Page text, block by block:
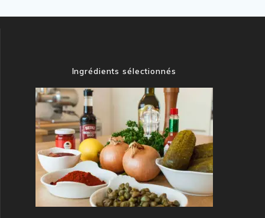
Ingrédients sélectionnés